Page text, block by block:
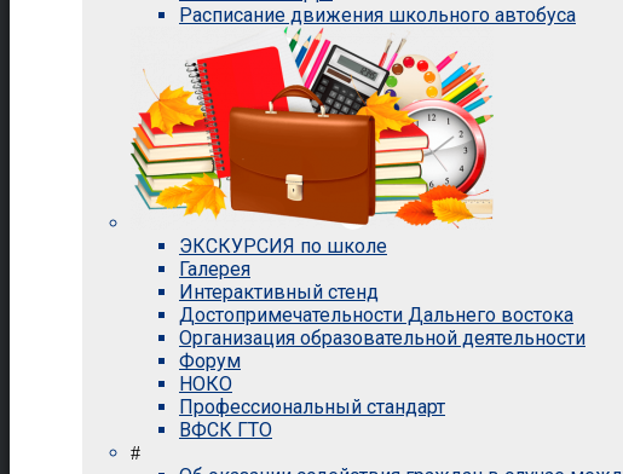
Расписание движения школьного автобуса
ЭКСКУРСИЯ по школе
Галерея
Интерактивный стенд
Достопримечательности Дальнего востока
Организация образовательной деятельности
Форум
НОКО
Профессиональный стандарт
ВФСК ГТО
#